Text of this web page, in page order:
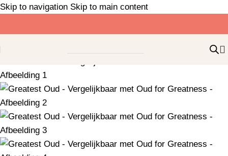
Skip to navigation Skip to main content